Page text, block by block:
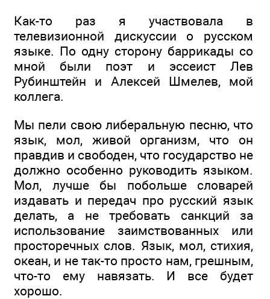
Как-то раз я участвовала в
телевизионной дискуссии о русском
языке. По одну сторону баррикады со
мной были поэт и эссеист Лев
Рубинштейн и Алексей Шмелев, мой
коллега.
Мы пели свою либеральную песню, что
язык, мол, живой организм, что он
правдив и свободен, что государство не
должно особенно руководить языком.
Мол, лучше бы побольше словарей
издавать и передач про русский язык
делать, а не требовать санкций за
использование заимствованных или
просторечных слов. Язык, мол, стихия,
океан, и не так-то просто нам, грешным,
что-то ему навязать. И все будет
хорошо.